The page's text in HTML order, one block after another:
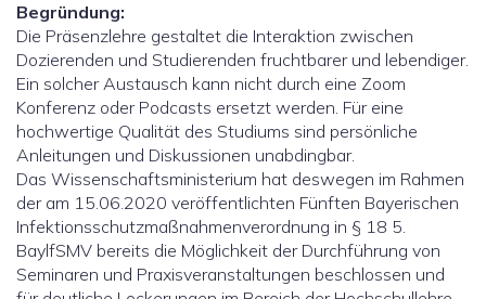
Begründung:
Die Präsenzlehre gestaltet die Interaktion zwischen
Dozierenden und Studierenden fruchtbarer und lebendiger.
Ein solcher Austausch kann nicht durch eine Zoom
Konferenz oder Podcasts ersetzt werden. Für eine
hochwertige Qualität des Studiums sind persönliche
Anleitungen und Diskussionen unabdingbar.
Das Wissenschaftsministerium hat deswegen im Rahmen
der am 15.06.2020 veröffentlichten Fünften Bayerischen
Infektionsschutzmaßnahmenverordnung in § 18 5.
BaylfSMV bereits die Möglichkeit der Durchführung von
Seminaren und Praxisveranstaltungen beschlossen und